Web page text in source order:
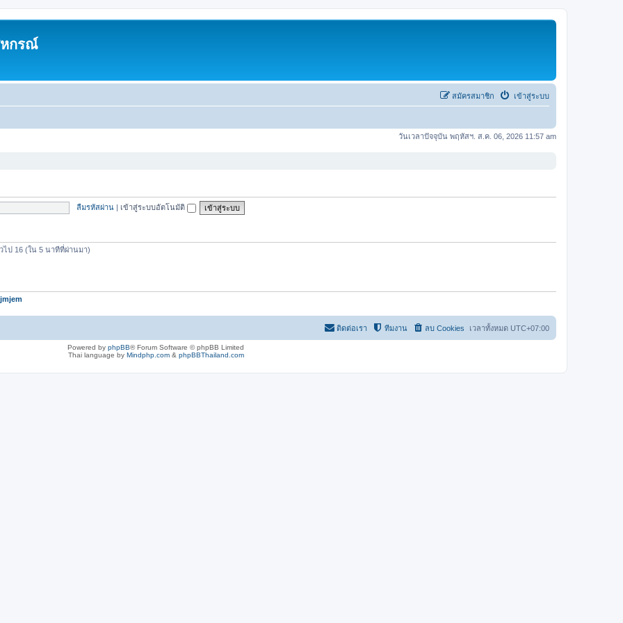
หกรณ์
เข้าสู่ระบบ
สมัครสมาชิก
วันเวลาปัจจุบัน พฤหัสฯ. ส.ค. 06, 2026 11:57 am
ลืมรหัสผ่าน | เข้าสู่ระบบอัตโนมัติ
ป 16 (ใน 5 นาทีที่ผ่านมา)
jmjem
เวลาทั้งหมด UTC+07:00
ลบ Cookies
ทีมงาน
ติดต่อเรา
Powered by phpBB® Forum Software © phpBB Limited
Thai language by Mindphp.com& phpBBThailand.com